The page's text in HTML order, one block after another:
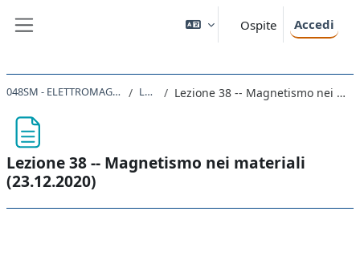
Ospite Accedi
048SM - ELETTROMAGNETISMO 2020 Lezioni Lezione 38 -- Magnetismo nei materiali (23.12.2020)
Lezione 38 -- Magnetismo nei materiali
(23.12.2020)